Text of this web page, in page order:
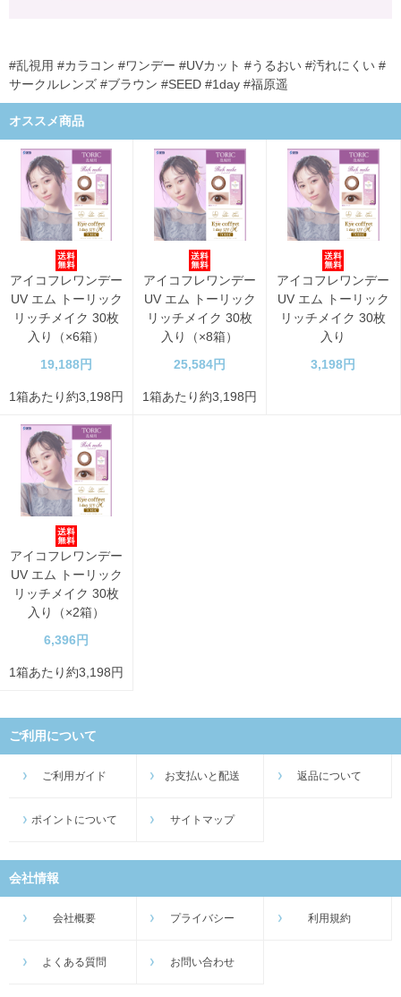
#乱視用 #カラコン #ワンデー #UVカット #うるおい #汚れにくい #
サークルレンズ #ブラウン #SEED #1day #福原遥
オススメ商品
アイコフレワンデー
UV エム トーリック
リッチメイク 30枚
入り（×6箱）
19,188円
1箱あたり約3,198円
アイコフレワンデー
UV エム トーリック
リッチメイク 30枚
入り（×8箱）
25,584円
1箱あたり約3,198円
アイコフレワンデー
UV エム トーリック
リッチメイク 30枚
入り
3,198円
アイコフレワンデー
UV エム トーリック
リッチメイク 30枚
入り（×2箱）
6,396円
1箱あたり約3,198円
ご利用について
ご利用ガイド お支払いと配送 返品について
ポイントについて サイトマップ
会社情報
会社概要 プライバシー 利用規約
よくある質問 お問い合わせ